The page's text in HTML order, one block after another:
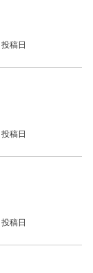
投稿日
投稿日
投稿日